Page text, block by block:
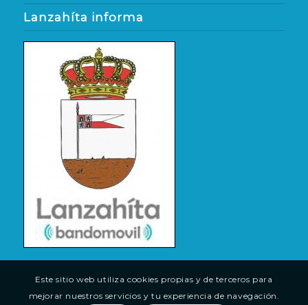
Lanzahíta informa
Este sitio web utiliza cookies propias y de terceros para
mejorar nuestros servicios y tu experiencia de navegación.